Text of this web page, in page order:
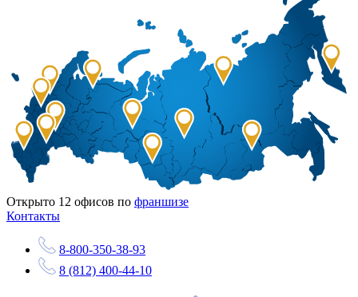
Открыто 12 офисов по франшизе
Контакты
8-800-350-38-93
8 (812) 400-44-10